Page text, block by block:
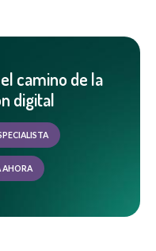
camino de la
digital
AHORA